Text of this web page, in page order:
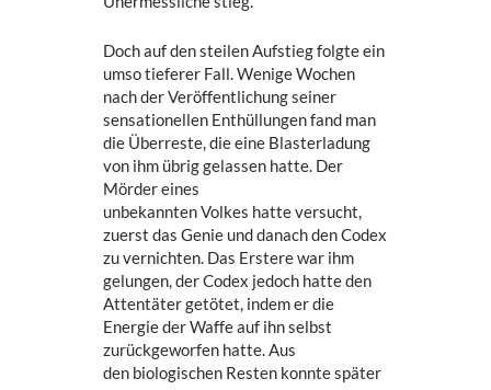
Doch auf den steilen Aufstieg folgte ein
umso tieferer Fall. Wenige Wochen
nach der Veröffentlichung seiner
sensationellen Enthüllungen fand man
die Überreste, die eine Blasterladung
von ihm übrig gelassen hatte. Der
Mörder eines
unbekannten Volkes hatte versucht,
zuerst das Genie und danach den Codex
zu vernichten. Das Erstere war ihm
gelungen, der Codex jedoch hatte den
Attentäter getötet, indem er die
Energie der Waffe auf ihn selbst
zurückgeworfen hatte. Aus
den biologischen Resten konnte später